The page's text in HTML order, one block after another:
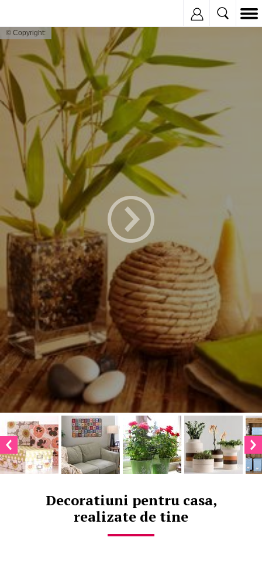
© Copyright:
Decoratiuni pentru casa,
realizate de tine